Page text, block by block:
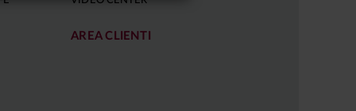
AREA CLIENTI